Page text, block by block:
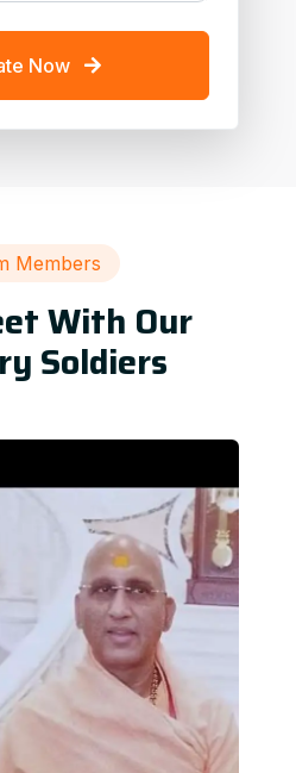
Now
Members
With Our
Soldiers